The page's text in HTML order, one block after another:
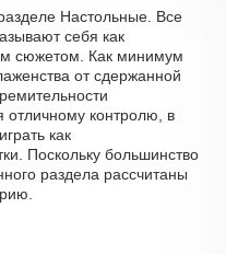
Настольные. Все
себя как
сюжетом. Как минимум
от сдержанной
отличному контролю, в
как
Поскольку большинство
раздела рассчитаны